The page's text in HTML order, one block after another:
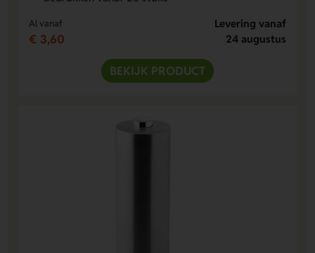
Al vanaf
€ 3,60
Levering vanaf
24 augustus
BEKIJK PRODUCT